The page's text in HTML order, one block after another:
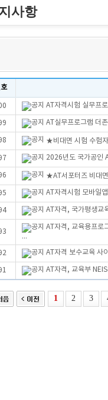
사항
AT자격시험 실무프
AT실무프로그램 더
★비대면 시험 수험
2026년도 국가공인
★AT서포터즈 비대
AT자격시험 모바일
AT자격, 국가평생교
AT자격, 교육용프로
...
AT자격 보수교육 사
AT자격, 교육부
1 2 3